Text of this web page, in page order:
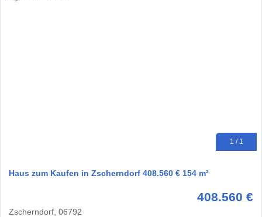
1 / 1
Haus zum Kaufen in Zscherndorf 408.560 € 154 m²
408.560 €
Zscherndorf, 06792